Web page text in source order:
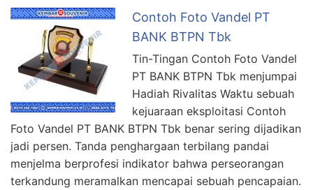
Contoh Foto Vandel PT
BANK BTPN Tbk
Tin-Tingan Contoh Foto Vandel
PT BANK BTPN Tbk menjumpai
Hadiah Rivalitas Waktu sebuah
kejuaraan eksploitasi Contoh
Foto Vandel PT BANK BTPN Tbk benar sering dijadikan
jadi persen. Tanda penghargaan terbilang pandai
menjelma berprofesi indikator bahwa perseorangan
terkandung meramalkan mencapai sebuah pencapaian.